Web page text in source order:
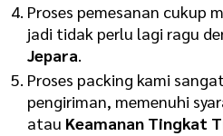
Proses pemesanan cukup
jadi tidak perlu lagi ragu
Jepara.
Proses packing kami
pengiriman, memenuhi
atau Keamanan Tingkat